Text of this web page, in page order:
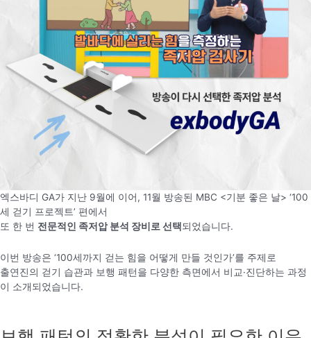
엑스바디 GA가 지난 9월에 이어, 11월 방송된 MBC <기분 좋은 날> ‘100
세 걷기 프로젝트’ 편에서
또 한 번 전문적인 족저압 분석 장비로 선택되었습니다.
이번 방송은 ‘100세까지 걷는 힘을 어떻게 만들 것인가’를 주제로
출연진의 걷기 습관과 보행 패턴을 다양한 측면에서 비교·진단하는 과정
이 소개되었습니다.